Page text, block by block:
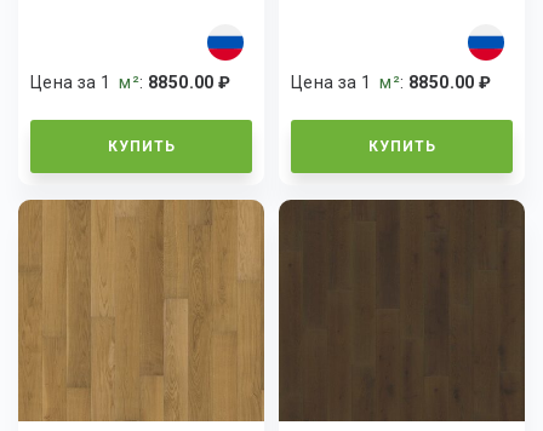
Цена за 1м²: 8850.00 ₽
КУПИТЬ
Цена за 1м²: 8850.00 ₽
КУПИТЬ